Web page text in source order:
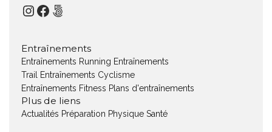
Instagram
Facebook
500px
Entraînements
Entraînements Running Entraînements
Trail
Entraînements Cyclisme
Entraînements Fitness Plans d'entraînements
Plus de liens
Actualités Préparation Physique Santé